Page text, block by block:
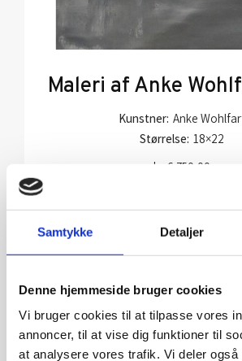
Samtykke Detaljer
Denne hjemmeside bruger cookies
Vi bruger cookies til at tilpasse vores
annoncer, til at vise dig funktioner til
at analysere vores trafik. Vi deler også
Maleri af Anke
Kunstner: Anke
Størrelse: 18×22
kr. 6.750,00
Tilføj til kurv